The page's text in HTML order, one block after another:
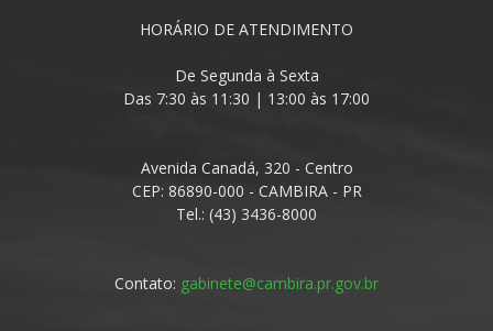
HORÁRIO DE ATENDIMENTO
De Segunda à Sexta
Das 7:30 às 11:30 | 13:00 às 17:00
Avenida Canadá, 320 - Centro
CEP: 86890-000 - CAMBIRA - PR
Tel.: (43) 3436-8000
Contato: gabinete@cambira.pr.gov.br